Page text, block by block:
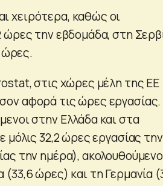
χειρότερα, καθώς οι
ώρες την εβδομάδα, στη
ώρες.
στις χώρες μέλη της ΕΕ
αφορά τις ώρες εργασίας.
στην Ελλάδα και στα
μόλις 32,2 ώρες εργασίας την
την ημέρα),
ώρες) και τη Γερμανία